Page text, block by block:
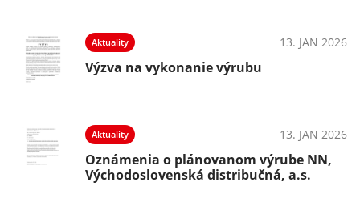
Aktuality 13. JAN 2026
Výzva na vykonanie výrubu
Aktuality 13. JAN 2026
Oznámenia o plánovanom výrube NN,
Východoslovenská distribučná, a.s.